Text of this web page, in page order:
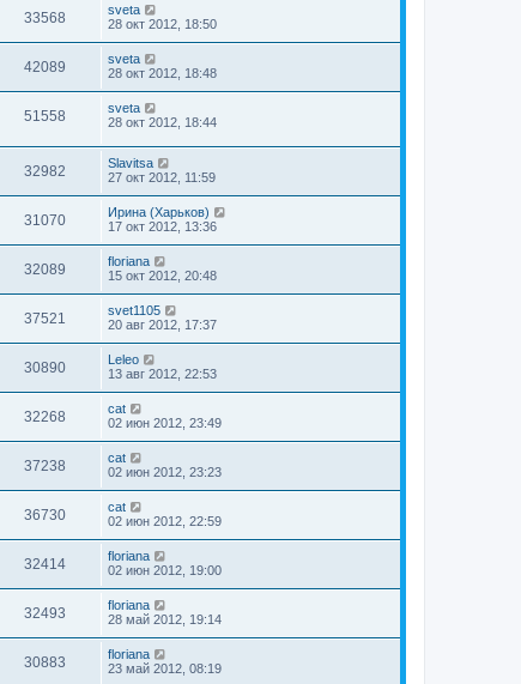
33568
sveta
28 окт 2012, 18:50
42089
sveta
28 окт 2012, 18:48
51558
sveta
28 окт 2012, 18:44
32982
Slavitsa
27 окт 2012, 11:59
31070
Ирина (Харьков)
17 окт 2012, 13:36
32089
floriana
15 окт 2012, 20:48
37521
svet1105
20 авг 2012, 17:37
30890
Leleo
13 авг 2012, 22:53
32268
cat
02 июн 2012, 23:49
37238
cat
02 июн 2012, 23:23
36730
cat
02 июн 2012, 22:59
32414
floriana
02 июн 2012, 19:00
32493
floriana
28 май 2012, 19:14
30883
floriana
23 май 2012, 08:19